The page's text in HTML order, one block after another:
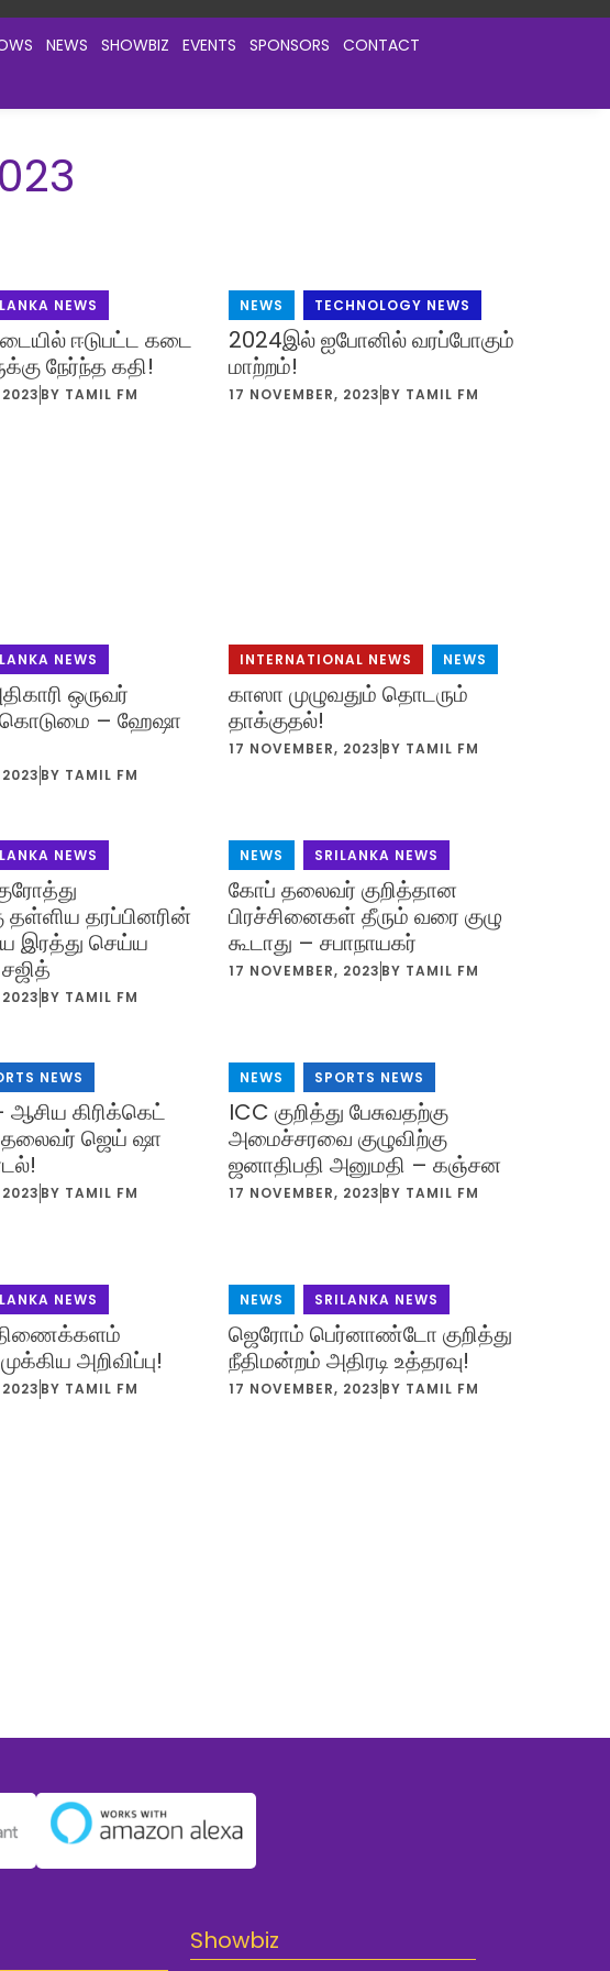
NEWS SHOWBIZ EVENTS SPONSORS CONTACT
NEWS
ஈடுபட்ட கடை
நேர்ந்த கதி!
2023 BY TAMIL FM
NEWS TECHNOLOGY NEWS
2024இல் ஐபோனில் வரப்போகும்
மாற்றம்!
17 NOVEMBER, 2023 BY TAMIL FM
NEWS
ஒருவர்
– ஹேஷா
2023 BY TAMIL FM
INTERNATIONAL NEWS NEWS
காஸா முழுவதும் தொடரும்
தாக்குதல்!
17 NOVEMBER, 2023 BY TAMIL FM
NEWS
தரப்பினரின்
இரத்து செய்ய
2023 BY TAMIL FM
NEWS SRILANKA NEWS
கோப் தலைவர் குறித்தான
பிரச்சினைகள் தீரும் வரை குழு
கூடாது – சபாநாயகர்
17 NOVEMBER, 2023 BY TAMIL FM
NEWS
ஆசிய கிரிக்கெட்
தலைவர் ஜெய் ஷா
2023 BY TAMIL FM
NEWS SPORTS NEWS
ICC குறித்து பேசுவதற்கு
அமைச்சரவை குழுவிற்கு
ஜனாதிபதி அனுமதி – கஞ்சன
17 NOVEMBER, 2023 BY TAMIL FM
NEWS
அறிவிப்பு!
2023 BY TAMIL FM
NEWS SRILANKA NEWS
ஜெரோம் பெர்னாண்டோ குறித்து
நீதிமன்றம் அதிரடி உத்தரவு!
17 NOVEMBER, 2023 BY TAMIL FM
Showbiz